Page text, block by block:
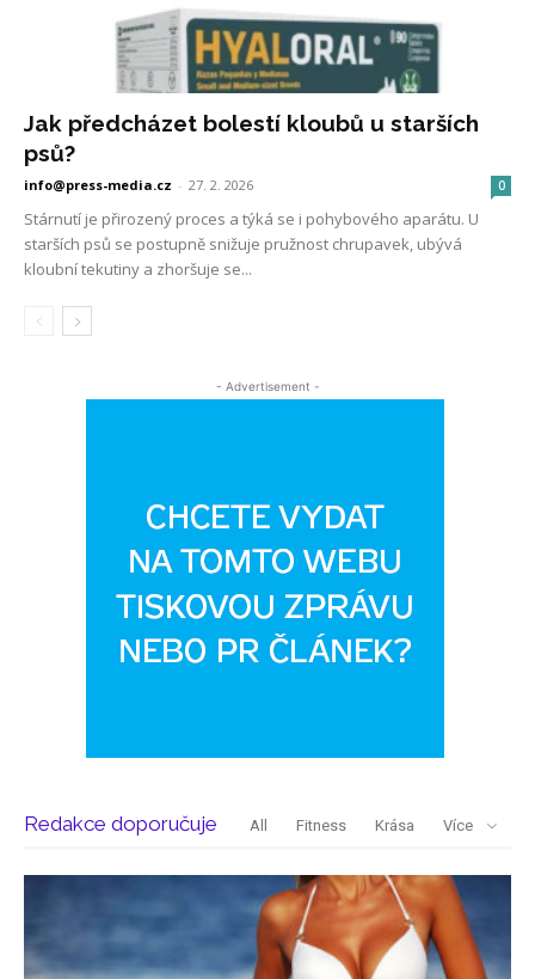
Jak předcházet bolestí kloubů u starších
psů?
info@press-media.cz - 27. 2. 2026 0
Stárnutí je přirozený proces a týká se i pohybového aparátu. U
starších psů se postupně snižuje pružnost chrupavek, ubývá
kloubní tekutiny a zhoršuje se...
- Advertisement -
Redakce doporučuje All Fitness Krása Více